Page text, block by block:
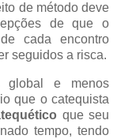
de método deve
de que o
cada encontro
seguidos a risca.
global e menos
que o catequista
que seu
tempo, tendo